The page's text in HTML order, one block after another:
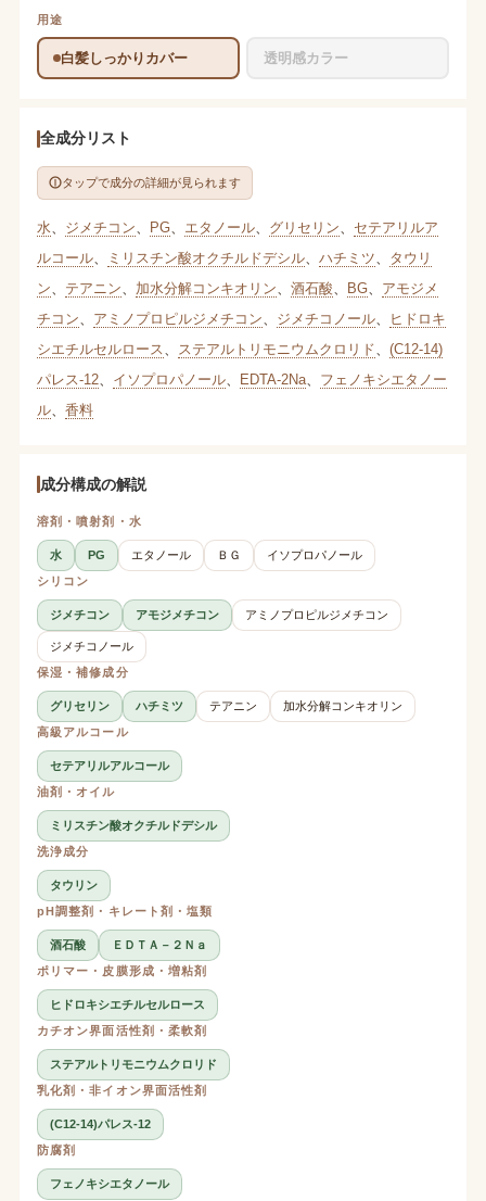
用途
白髪しっかりカバー 透明感カラー
全成分リスト
タップで成分の詳細が見られます
水 ジメチコン PG、 エタノール、 グリセリン
セテアリルア
ルコール、 ミリスチン酸オクチルドデシル、 ハチミツ
タウリ
ン
テアニン 加水分解コンキオリン 酒石酸 BG、 アモジメ
チコン
アミノプロピルジメチコン ジメチコノール、
ヒドロキ
シエチルセルロース
ステアルトリモニウムクロリド
(C12-14)
パレス-12、 イソプロパノール、 EDTA-2Na、 フェノキシエタノー
ル、 香料
成分構成の解説
溶剤・噴射剤・水
水 PG エタノール ＢＧ
イソプロパノール
シリコン
ジメチコン アモジメチコン アミノプロピルジメチコン
ジメチコノール
保湿・補修成分
グリセリン ハチミツ テアニン
加水分解コンキオリン
高級アルコール
セテアリルアルコール
油剤・オイル
ミリスチン酸オクチルドデシル
洗浄成分
タウリン
pH調整剤・キレート剤・塩類
酒石酸
ＥＤＴＡ－２Ｎａ
ポリマー・皮膜形成・増粘剤
ヒドロキシエチルセルロース
カチオン界面活性剤・柔軟剤
ステアルトリモニウムクロリド
乳化剤・非イオン界面活性剤
(C12-14)パレス-12
防腐剤
フェノキシエタノール